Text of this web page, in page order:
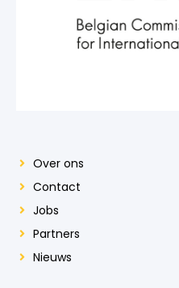
Over ons
Contact
Jobs
Partners
Nieuws